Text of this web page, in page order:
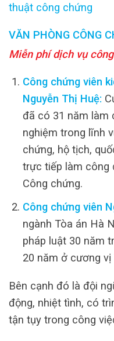
thuật công chứng
VĂN PHÒNG CÔNG
Miễn phí dịch vụ
Công chứng viên
Nguyễn Thị Huệ:
đã có 31 năm làm
nghiệm trong lĩnh
chứng, hộ tịch,
trực tiếp làm công
Công chứng.
Công chứng viên
ngành Tòa án Hà
pháp luật 30 năm
20 năm ở cương vị
Bên cạnh đó là đội
động, nhiệt tình, có
tận tụy trong công